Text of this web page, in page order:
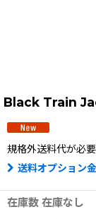
Black Train
規格外送料代が必要
送料オプション
在庫数 在庫なし